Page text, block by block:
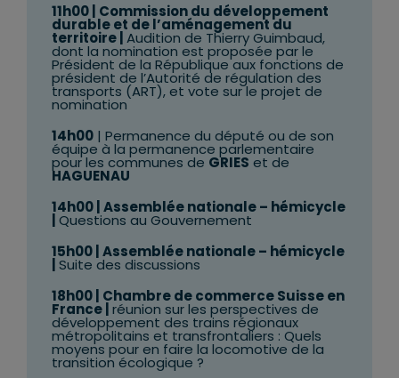
11h00 | Commission du développement
durable et de l’aménagement du
territoire | Audition de Thierry Guimbaud,
dont la nomination est proposée par le
Président de la République aux fonctions de
président de l’Autorité de régulation des
transports (ART), et vote sur le projet de
nomination
14h00| Permanence du député ou de son
équipe à la permanence parlementaire
pour les communes de GRIES et de
HAGUENAU
14h00| Assemblée nationale – hémicycle
Questions au Gouvernement
15h00| Assemblée nationale – hémicycle
Suite des discussions
18h00| Chambre de commerce Suisse en
France | réunion sur les perspectives de
développement des trains régionaux
métropolitains et transfrontaliers : Quels
moyens pour en faire la locomotive de la
transition écologique ?